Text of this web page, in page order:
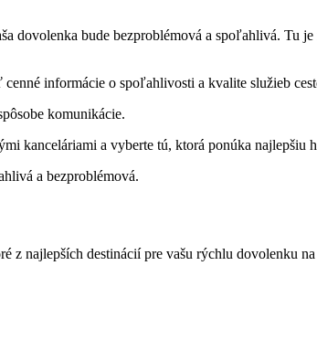
dovolenka bude bezproblémová a spoľahlivá. Tu
informácie o spoľahlivosti a kvalite služieb
komunikácie.
kanceláriami a vyberte tú, ktorá ponúka najlepšiu
a bezproblémová.
z najlepších destinácií pre vašu rýchlu dovolenku